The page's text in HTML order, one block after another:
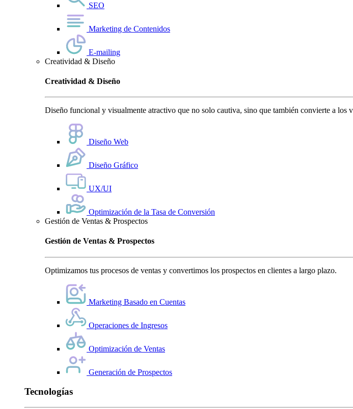
SEO
Marketing de Contenidos
E-mailing
Creatividad & Diseño
Creatividad & Diseño
Diseño funcional y visualmente atractivo que no solo cautiva, sino que también convierte a los
Diseño Web
Diseño Gráfico
UX/UI
Optimización de la Tasa de Conversión
Gestión de Ventas & Prospectos
Gestión de Ventas & Prospectos
Optimizamos tus procesos de ventas y convertimos los prospectos en clientes a largo plazo.
Marketing Basado en Cuentas
Operaciones de Ingresos
Optimización de Ventas
Generación de Prospectos
Tecnologías